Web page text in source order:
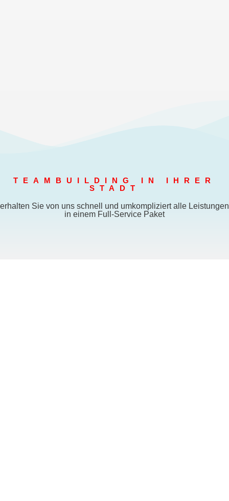
TEAMBUILDING IN IHRER
STADT
erhalten Sie von uns schnell und umkompliziert alle Leistungen
in einem Full-Service Paket